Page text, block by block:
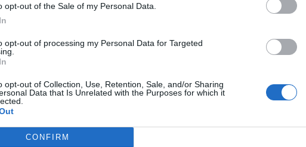
opt-out of the Sale of my Personal Data.
opt-out of processing my Personal Data for Targeted
opt-out of Collection, Use, Retention, Sale, and/or Sharing
Data that Is Unrelated with the Purposes for which it
CONFIRM
Warszawa w Pigułce Fot. Łukasz/ Warszawa w Pigułce